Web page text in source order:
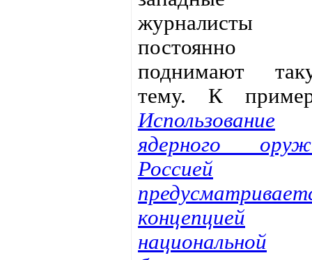
журналисты
постоянно
поднимают
тему. К
Использование
ядерного
Россией
концепцией
национальной